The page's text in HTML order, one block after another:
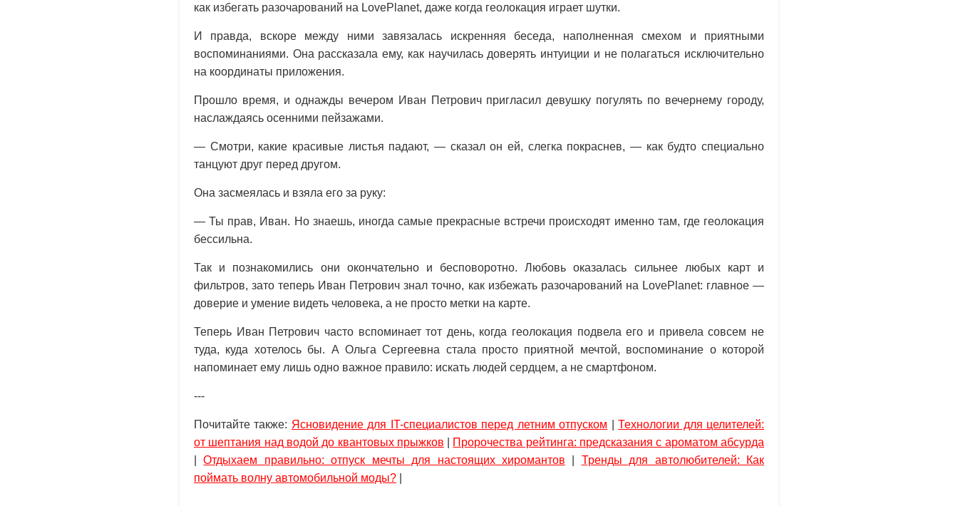
как избегать разочарований на LovePlanet, даже когда геолокация играет шутки.
И правда, вскоре между ними завязалась искренняя беседа, наполненная смехом и приятными
воспоминаниями. Она рассказала ему, как научилась доверять интуиции и не полагаться исключительно
на координаты приложения.
Прошло время, и однажды вечером Иван Петрович пригласил девушку погулять по вечернему городу,
наслаждаясь осенними пейзажами.
— Смотри, какие красивые листья падают, — сказал он ей, слегка покраснев, — как будто специально
танцуют друг перед другом.
Она засмеялась и взяла его за руку:
— Ты прав, Иван. Но знаешь, иногда самые прекрасные встречи происходят именно там, где геолокация
бессильна.
Так и познакомились они окончательно и бесповоротно. Любовь оказалась сильнее любых карт и
фильтров, зато теперь Иван Петрович знал точно, как избежать разочарований на LovePlanet: главное —
доверие и умение видеть человека, а не просто метки на карте.
Теперь Иван Петрович часто вспоминает тот день, когда геолокация подвела его и привела совсем не
туда, куда хотелось бы. А Ольга Сергеевна стала просто приятной мечтой, воспоминание о которой
напоминает ему лишь одно важное правило: искать людей сердцем, а не смартфоном.
---
Почитайте также: Ясновидение для IT-специалистов перед летним отпуском |Технологии для целителей:
от шептания над водой до квантовых прыжков
Пророчества рейтинга: предсказания с ароматом абсурда
|Отдыхаем правильно: отпуск мечты для настоящих хиромантов
Тренды для автолюбителей: Как
поймать волну автомобильной моды?